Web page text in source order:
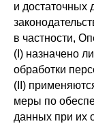
и достаточных
в частности,
(I) назначено
обработки
(II)
меры по
данных при их